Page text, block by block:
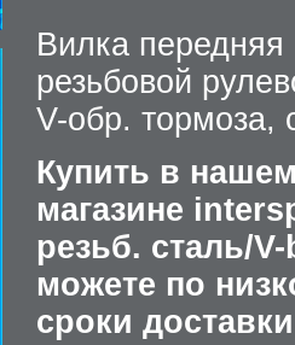
Вилка
резьбовой
V-обр. тормоза,
Купить в
магазине
резьб. сталь/
можете по
сроки